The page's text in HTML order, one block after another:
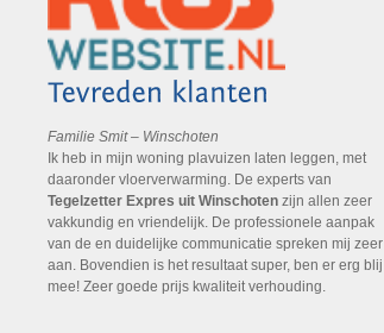
Familie Smit – Winschoten
Ik heb in mijn woning plavuizen laten leggen, met
daaronder vloerverwarming. De experts van
Tegelzetter Expres uit Winschoten zijn allen zeer
vakkundig en vriendelijk. De professionele aanpak
van de en duidelijke communicatie spreken mij zeer
aan. Bovendien is het resultaat super, ben er erg blij
mee! Zeer goede prijs kwaliteit verhouding.